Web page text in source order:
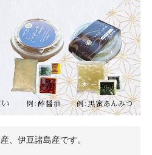
、伊豆諸島産です。